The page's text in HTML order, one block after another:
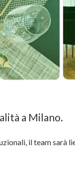
a Milano.
il team sarà